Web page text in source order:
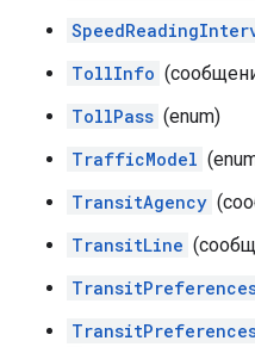
TollInfo
TollPass (enum)
TrafficModel
TransitAgency
TransitLine